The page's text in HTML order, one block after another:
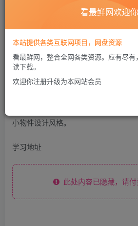
课程介绍
《水墨小物件团练设计课程》致力于
技法设计小物件。学员将学习水墨绘画
念和创意实践。课程包括团体练习和
员的审美观念和设计能力，让他们通
小物件设计风格。
学习地址
此处内容已隐藏，请付
看最鲜网欢迎你
本站提供各类互联网项目，网盘资源
看最鲜网，整合全网各类资源。应有尽
读下载。
欢迎你注册升级为本网站会员